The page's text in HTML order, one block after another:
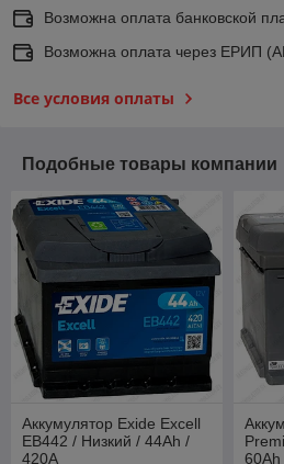
Возможна оплата банковской
Возможна оплата через ЕРИП
Все условия оплаты
Подобные товары компании
Аккумулятор Exide Excell
EB442 / Низкий / 44Ah /
420А